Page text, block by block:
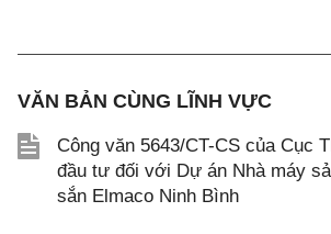
VĂN BẢN CÙNG LĨNH VỰC
Công văn 5643/CT-CS của Cục
đầu tư đối với Dự án Nhà máy
sắn Elmaco Ninh Bình